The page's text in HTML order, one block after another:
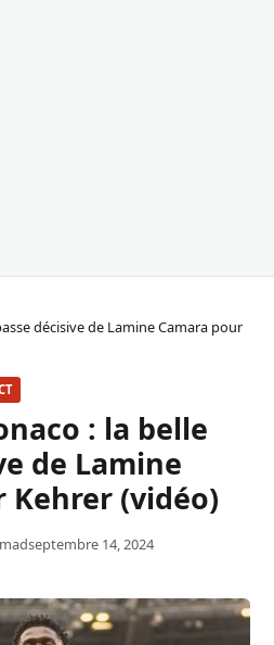
décisive de Lamine Camara pour
: la belle
de Lamine
Kehrer (vidéo)
septembre 14, 2024